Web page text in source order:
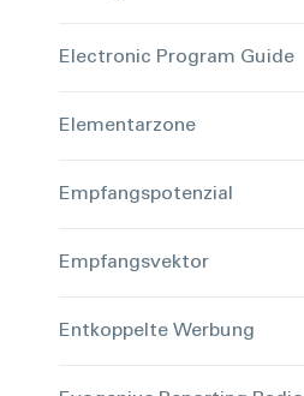
Electronic Program Guide
Elementarzone
Empfangspotenzial
Empfangsvektor
Entkoppelte Werbung